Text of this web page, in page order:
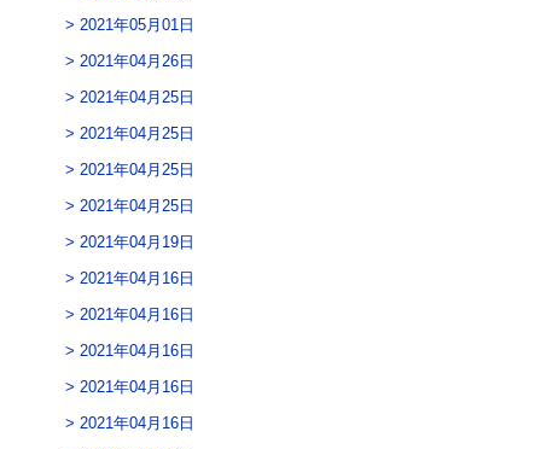
2021年05月01日
2021年04月26日
2021年04月25日
2021年04月25日
2021年04月25日
2021年04月25日
2021年04月19日
2021年04月16日
2021年04月16日
2021年04月16日
2021年04月16日
2021年04月16日